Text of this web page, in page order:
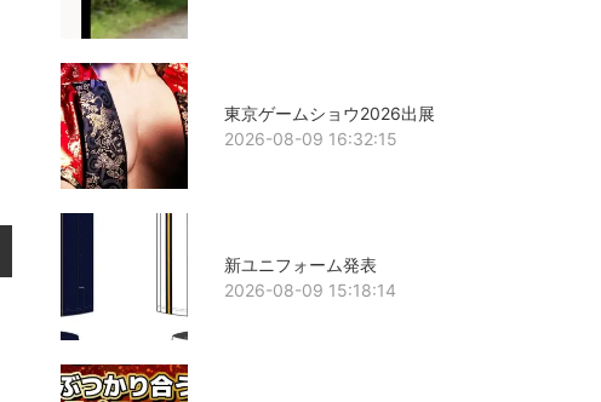
東京ゲームショウ2026出展
2026-08-09 16:32:15
新ユニフォーム発表
2026-08-09 15:18:14